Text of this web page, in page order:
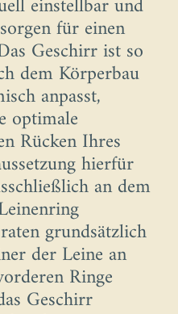
für einen
Geschirr ist so
dem Körperbau
anpasst,
optimale
Rücken Ihres
hierfür
an dem
grundsätzlich
der Leine an
Ringe
Geschirr